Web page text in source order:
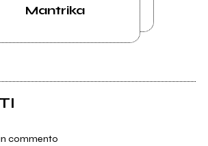
Mantrika
commento